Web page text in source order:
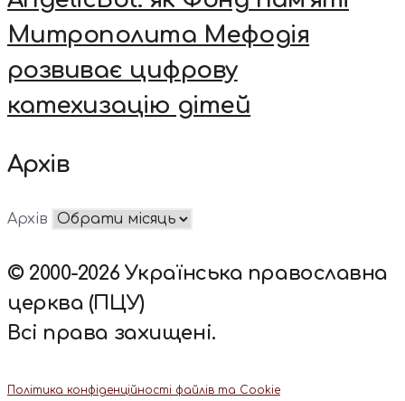
Митрополита Мефодія
розвиває цифрову
катехизацію дітей
Архів
Архів
© 2000-2026 Українська православна
церква (ПЦУ)
Всі права захищені.
Політика конфіденційності файлів та Cookie